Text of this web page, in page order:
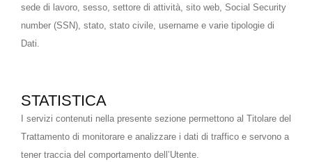
sede di lavoro, sesso, settore di attività, sito web, Social Security
number (SSN), stato, stato civile, username e varie tipologie di
Dati.
STATISTICA
I servizi contenuti nella presente sezione permettono al Titolare del
Trattamento di monitorare e analizzare i dati di traffico e servono a
tener traccia del comportamento dell’Utente.